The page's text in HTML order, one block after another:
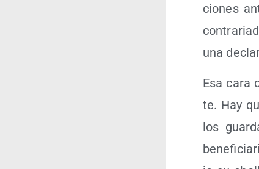
cio­nes
una
Esa cara
te. Hay
los